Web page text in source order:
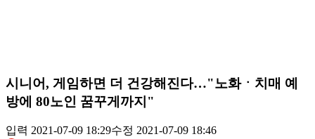
시니어, 게임하면 더 건강해진다…"노화ㆍ치매 예
방에 80노인 꿈꾸게까지"
입력 2021-07-09 18:29수정 2021-07-09 18:46